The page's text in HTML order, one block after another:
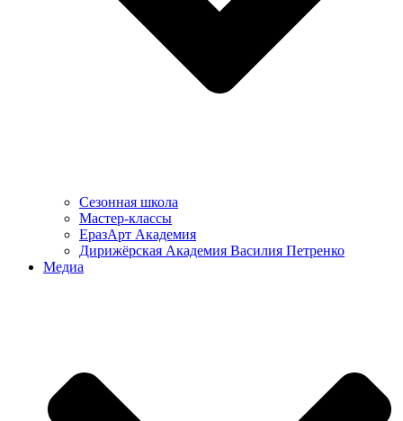
Сезонная школа
Мастер-классы
ЕразАрт Академия
Дирижёрская Академия Василия Петренко
Медиа